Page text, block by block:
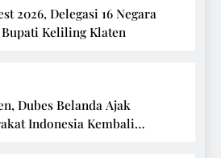
2026, Delegasi 16 Negara
Keliling Klaten
Dubes Belanda Ajak
Indonesia Kembali